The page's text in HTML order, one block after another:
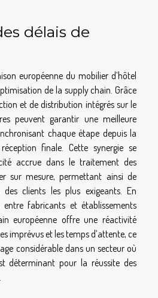
délais de
européenne du mobilier d’hôtel
de la supply chain. Grâce
et de distribution intégrés sur le
peuvent garantir une meilleure
chaque étape depuis la
finale. Cette synergie se
accrue dans le traitement des
sur mesure, permettant ainsi de
clients les plus exigeants. En
fabricants et établissements
européenne offre une réactivité
imprévus et les temps d’attente, ce
considérable dans un secteur où
déterminant pour la réussite des